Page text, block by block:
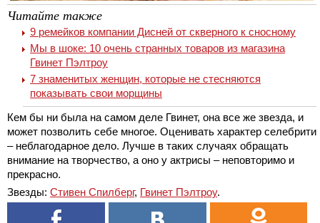
Читайте также
9 ремейков компании Дисней от скверного к сносному
Мы в шоке: 10 очень странных товаров из магазина
Гвинет Пэлтроу
7 знаменитых женщин, которые не стесняются
показывать свои морщины
Кем бы ни была на самом деле Гвинет, она все же звезда, и
может позволить себе многое. Оценивать характер селебрити
– неблагодарное дело. Лучше в таких случаях обращать
внимание на творчество, а оно у актрисы – неповторимо и
прекрасно.
Звезды: Стивен Спилберг, Гвинет Пэлтроу.